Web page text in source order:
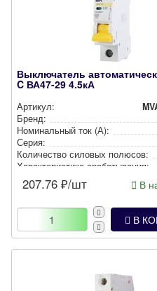
Выключатель
C ВА47-29 4.5кА
Артикул:
Бренд:
Номи­наль­ный ток (А):
Серия:
Количество силовых полюсов:
Харак­те­рис­ти­ка сра­ба­ты­ва­ния:
207.76 ₽/шт В
В